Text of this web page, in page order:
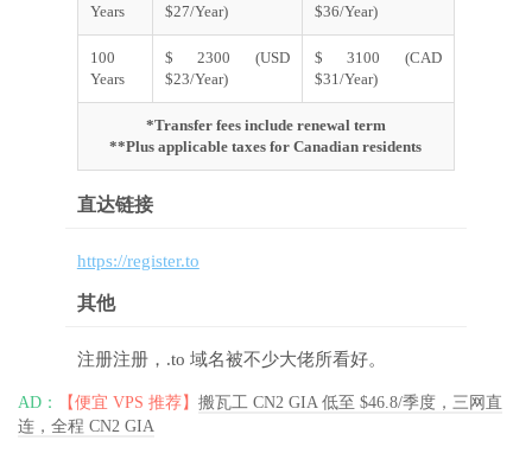
Years
$27/Year)
$36/Year)
100
Years
$ 2300 (USD
$23/Year)
$ 3100 (CAD
$31/Year)
*Transfer fees include renewal term
**Plus applicable taxes for Canadian residents
直达链接
https://register.to
其他
注册注册，.to 域名被不少大佬所看好。
AD： 【便宜 VPS 推荐】 搬瓦工 CN2 GIA 低至 $46.8/季度，三网直
连，全程 CN2 GIA